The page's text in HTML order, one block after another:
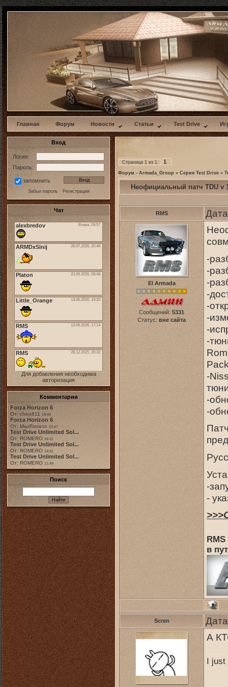
w
Главная Форум Новости Статьи Test Drive
Вход
Логин:
Пароль:
запомнить
Забыл пароль· Регистрация
Чат
Для добавления необходима
авторизация
Комментарии
Forza Horizon 6
От: chep811 19:48
Forza Horizon 6
От: MaxFiorano 23:47
Test Drive Unlimited Sol...
От: ROMERO 18:31
Test Drive Unlimited Sol...
От: ROMERO 19:31
Test Drive Unlimited Sol...
От: ROMERO 11:49
Поиск
Страница 1 из 1 1
Форум - Armada_Group » Серия Test Drive »
Неофициальный патч TDU v
RMS
El Armada
Сообщений: 5331
Статус: вне сайта
-
-
-
-
-
-
-
-
-
-
-
-
-
в
Scren
А
I